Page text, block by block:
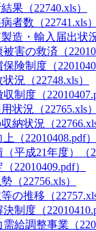
果（22740.xls）
者数（22741.xls）
製造・輸入届出
害の救済（
険制度（
況（22748.xls）
制度（
状況（22765.xls）
納状況（22766.xls
（22010408.pdf）
平成21年度）（
22010409.pdf）
（22756.xls）
の推移（22757.xls
制度（
給調整事業（